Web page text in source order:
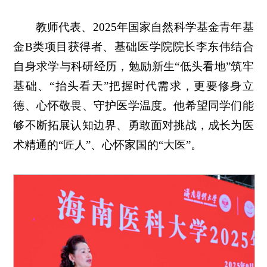
教师代表、2025年国家自然科学基金青年基
金B类项目获得者、基础医学院院长李东伟结合
自身求学与科研经历，勉励新生“低头看地”筑牢
基础、“抬头看天”把握时代需求，更要修身立
德、心怀敬畏、守护医学温度。他希望同学们能
够不断拓展认知边界、勇敢面对挑战，成长为医
术精通的“匠人”、心怀家国的“大医”。